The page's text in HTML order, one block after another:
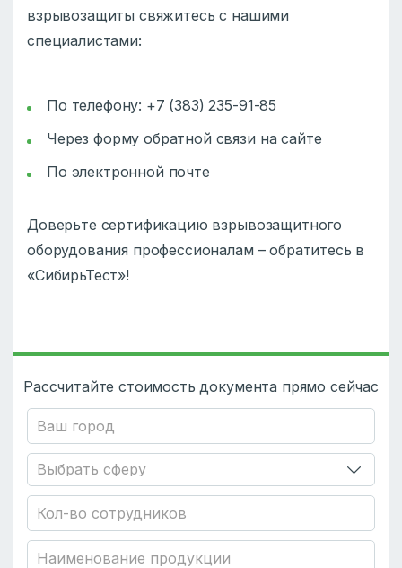
взрывозащиты свяжитесь с нашими
специалистами:
По телефону: +7 (383) 235-91-85
Через форму обратной связи на сайте
По электронной почте
Доверьте сертификацию взрывозащитного
оборудования профессионалам – обратитесь в
«СибирьТест»!
Рассчитайте стоимость документа прямо сейчас